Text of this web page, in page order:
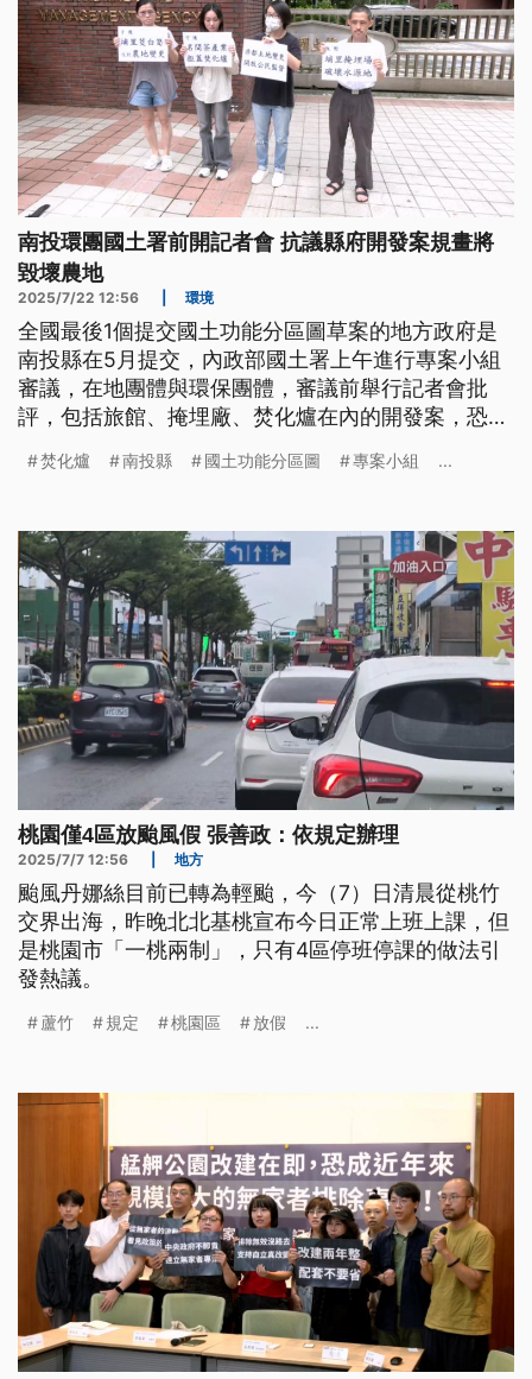
南投環團國土署前開記者會 抗議縣府開發案規畫將
毀壞農地
2025/7/22 12:56 環境
全國最後1個提交國土功能分區圖草案的地方政府是
南投縣在5月提交，內政部國土署上午進行專案小組
審議，在地團體與環保團體，審議前舉行記者會批
評，包括旅館、掩埋廠、焚化爐在內的開發案，恐接
求。
焚化爐 南投縣 國土功能分區圖 專案小組 ...
桃園僅4區放颱風假 張善政：依規定辦理
2025/7/7 12:56 地方
颱風丹娜絲目前已轉為輕颱，今（7）日清晨從桃竹
交界出海，昨晚北北基桃宣布今日正常上班上課，但
是桃園市「一桃兩制」，只有4區停班停課的做法引
發熱議。
蘆竹 規定 桃園區 放假 ...